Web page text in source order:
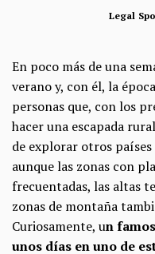
Legal
En poco más de una
verano y, con él, la
personas que, con los
hacer una escapada
de explorar otros países
aunque las zonas con
frecuentadas, las altas
zonas de montaña
Curiosamente, un
unos días en uno de